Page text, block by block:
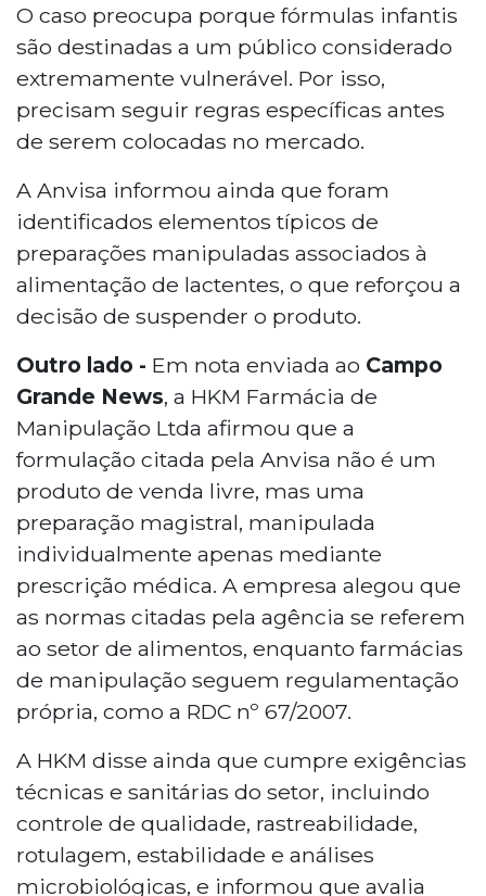
O caso preocupa porque fórmulas infantis
são destinadas a um público considerado
extremamente vulnerável. Por isso,
precisam seguir regras específicas antes
de serem colocadas no mercado.
A Anvisa informou ainda que foram
identificados elementos típicos de
preparações manipuladas associados à
alimentação de lactentes, o que reforçou a
decisão de suspender o produto.
Outro lado - Em nota enviada ao Campo
Grande News, a HKM Farmácia de
Manipulação Ltda afirmou que a
formulação citada pela Anvisa não é um
produto de venda livre, mas uma
preparação magistral, manipulada
individualmente apenas mediante
prescrição médica. A empresa alegou que
as normas citadas pela agência se referem
ao setor de alimentos, enquanto farmácias
de manipulação seguem regulamentação
própria, como a RDC nº 67/2007.
A HKM disse ainda que cumpre exigências
técnicas e sanitárias do setor, incluindo
controle de qualidade, rastreabilidade,
rotulagem, estabilidade e análises
microbiológicas, e informou que avalia